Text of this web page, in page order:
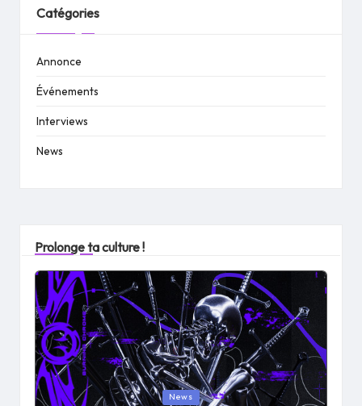
Catégories
Annonce
Événements
Interviews
News
Prolonge ta culture !
Posted
News